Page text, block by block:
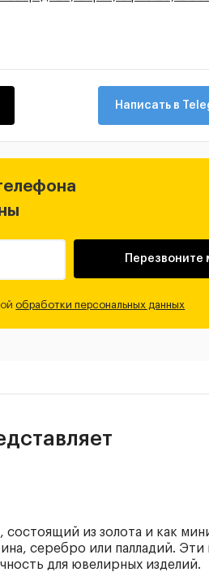
Написать в
Перезвоните
обработки персональных данных
состоящий из золота и как
серебро или палладий.
для ювелирных изделий.